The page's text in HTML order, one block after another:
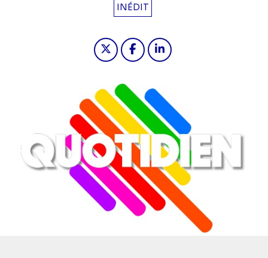
INÉDIT
Partager "2024-05-29 20:10 -
Partager "2024-05-29